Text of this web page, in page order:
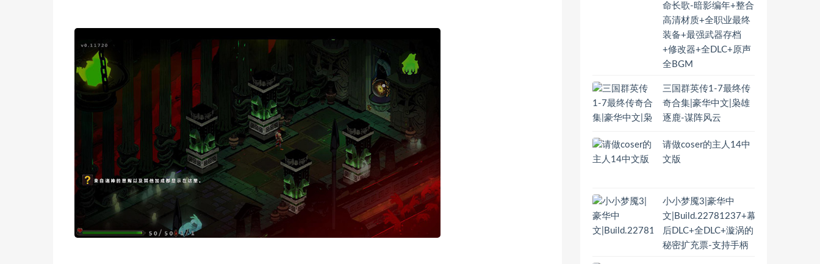
命长歌-暗影编年+整合
高清材质+全职业最终
装备+最强武器存档
+修改器+全DLC+原声
全BGM
三国群英传1-7最终传
奇合集|豪华中文|枭雄
逐鹿-谋阵风云
请做coser的主人14中
文版
小小梦魇3|豪华中
文|Build.22781237+幕
后DLC+全DLC+漩涡的
秘密扩充票-支持手柄